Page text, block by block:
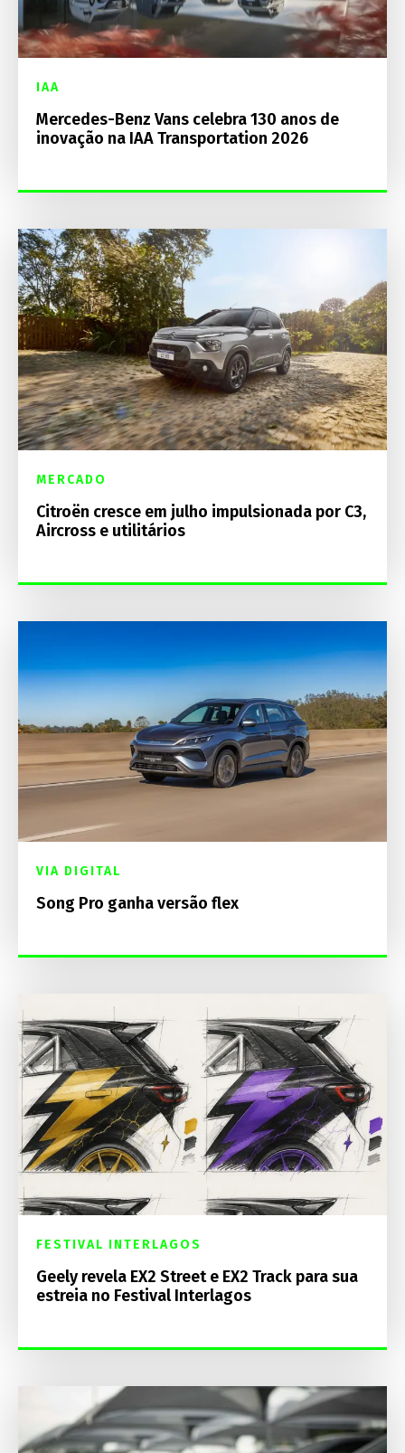
IAA
Mercedes-Benz Vans celebra 130 anos de
inovação na IAA Transportation 2026
MERCADO
Citroën cresce em julho impulsionada por C3,
Aircross e utilitários
VIA DIGITAL
Song Pro ganha versão flex
FESTIVAL INTERLAGOS
Geely revela EX2 Street e EX2 Track para sua
estreia no Festival Interlagos